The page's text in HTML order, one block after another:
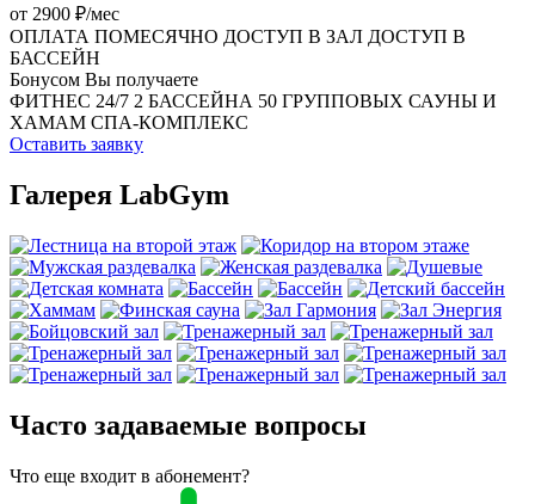
от 2900 ₽/мес
ОПЛАТА ПОМЕСЯЧНО ДОСТУП В ЗАЛ ДОСТУП В
БАССЕЙН
Бонусом Вы получаете
ФИТНЕС 24/7 2 БАССЕЙНА 50 ГРУППОВЫХ САУНЫ И
ХАМАМ СПА-КОМПЛЕКС
Оставить заявку
Галерея LabGym
Часто задаваемые вопросы
Что еще входит в абонемент?